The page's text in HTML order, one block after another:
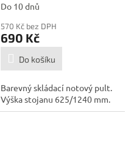
Do 10 dnů
570 Kč bez DPH
690 Kč
Do košíku
Barevný skládací notový pult.
Výška stojanu 625/1240 mm.